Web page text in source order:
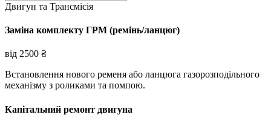
Двигун та Трансмісія
Заміна комплекту ГРМ (ремінь/ланцюг)
від 2500 ₴
Встановлення нового ременя або ланцюга газорозподільного
механізму з роликами та помпою.
Капітальний ремонт двигуна